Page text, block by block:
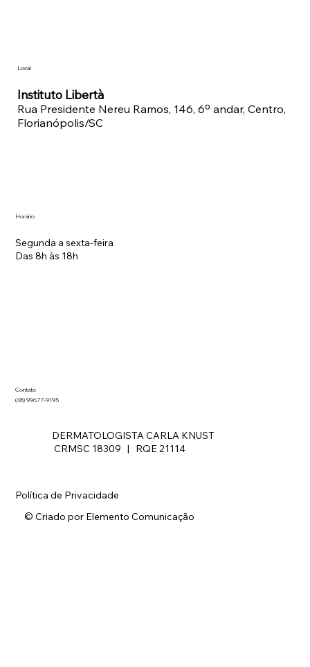
Política de Privacidade
© Criado por Elemento Comunicação
Local
Instituto Libertà
Rua Presidente Nereu Ramos, 146, 6º andar, Centro,
Florianópolis/SC
Horário
Segunda a sexta-feira
Das 8h às 18h
Contato
(48) 99677-9195
DERMATOLOGISTA CARLA KNUST
CRMSC 18309 | RQE 21114